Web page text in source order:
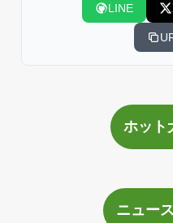
LINE
ホット
ニュー